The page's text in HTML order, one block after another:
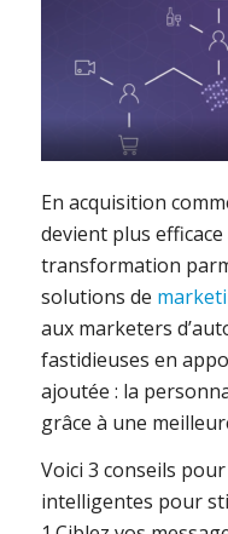
En acquisition
devient plus efficace
transformation
solutions de
aux marketers
fastidieuses en
ajoutée : la
grâce à une
Voici 3 conseils
intelligentes pour